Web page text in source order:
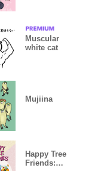
Muscular
white cat
Mujiina
Happy Tree
Friends: